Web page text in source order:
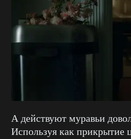
А действуют муравьи
Используя как прикрытие